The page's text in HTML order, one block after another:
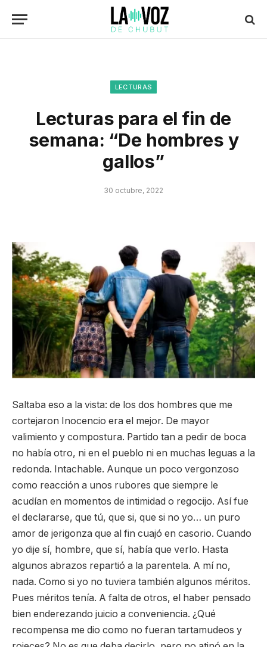
LECTURAS
Lecturas para el fin de
semana: “De hombres y
gallos”
30 octubre, 2022
Saltaba eso a la vista: de los dos hombres que me
cortejaron Inocencio era el mejor. De mayor
valimiento y compostura. Partido tan a pedir de boca
no había otro, ni en el pueblo ni en muchas leguas a la
redonda. Intachable. Aunque un poco vergonzoso
como reacción a unos rubores que siempre le
acudían en momentos de intimidad o regocijo. Así fue
el declararse, que tú, que si, que si no yo… un puro
amor de jerigonza que al fin cuajó en casorio. Cuando
yo dije sí, hombre, que sí, había que verlo. Hasta
algunos abrazos repartió a la parentela. A mí no,
nada. Como si yo no tuviera también algunos méritos.
Pues méritos tenía. A falta de otros, el haber pensado
bien enderezando juicio a conveniencia. ¿Qué
recompensa me dio como no fueran tartamudeos y